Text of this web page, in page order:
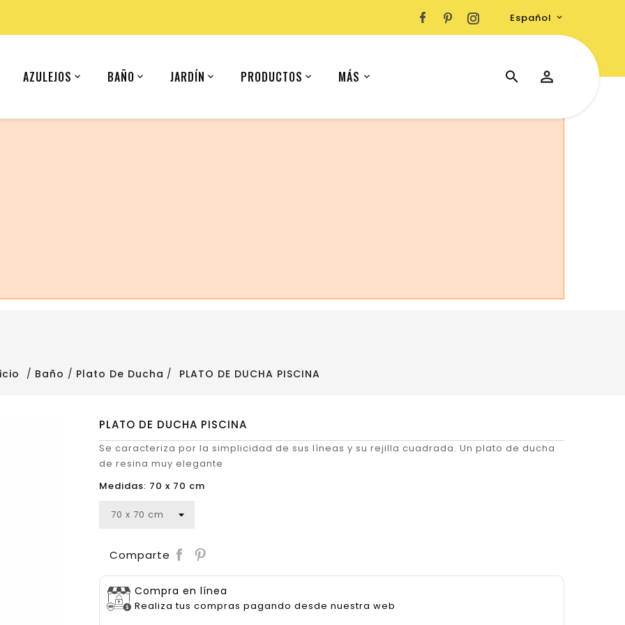
Español 
AZULEJOS BAÑO JARDÍN PRODUCTOS MÁS
States).
Baño Plato De Ducha PLATO DE DUCHA PISCINA
PLATO DE DUCHA PISCINA
Se caracteriza por la simplicidad de sus líneas y su rejilla cuadrada. Un plato de ducha
de resina muy elegante
Medidas: 70 x 70 cm
Comparte
Compra en línea
Realiza tus compras pagando desde nuestra web